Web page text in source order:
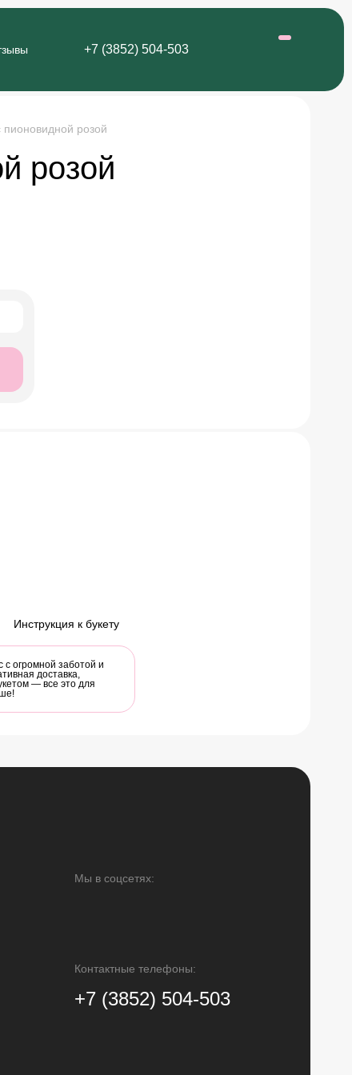
+7 (3852) 504-503
пионовидной розой
розой
Инструкция к букету
огромной заботой и
доставка,
— все это для
Мы в соцсетях:
Контактные телефоны:
+7 (3852) 504-503